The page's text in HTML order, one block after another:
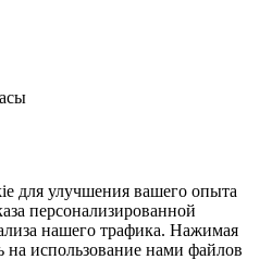
для улучшения вашего опыта
персонализированной
нашего трафика. Нажимая
на использование нами файлов